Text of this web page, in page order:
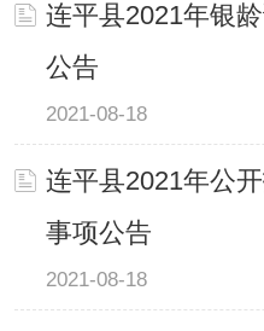
连平县2021年银
公告
2021-08-18
连平县2021年公
事项公告
2021-08-18